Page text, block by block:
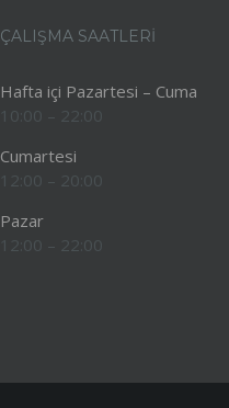
ÇALIŞMA SAATLERİ
Hafta içi Pazartesi – Cuma
10:00 – 22:00
Cumartesi
12:00 – 20:00
Pazar
12:00 – 22:00